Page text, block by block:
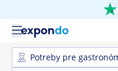
Potreby pre